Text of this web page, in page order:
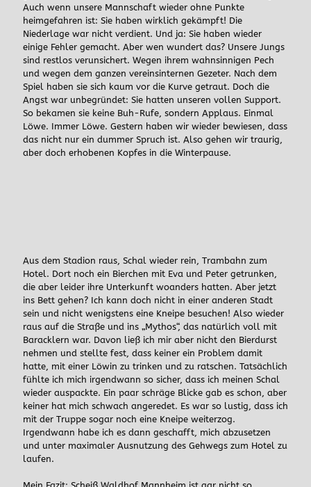
Auch wenn unsere Mannschaft wieder ohne Punkte
heimgefahren ist: Sie haben wirklich gekämpft! Die
Niederlage war nicht verdient. Und ja: Sie haben wieder
einige Fehler gemacht. Aber wen wundert das? Unsere Jungs
sind restlos verunsichert. Wegen ihrem wahnsinnigen Pech
und wegen dem ganzen vereinsinternen Gezeter. Nach dem
Spiel haben sie sich kaum vor die Kurve getraut. Doch die
Angst war unbegründet: Sie hatten unseren vollen Support.
So bekamen sie keine Buh-Rufe, sondern Applaus. Einmal
Löwe. Immer Löwe. Gestern haben wir wieder bewiesen, dass
das nicht nur ein dummer Spruch ist. Also gehen wir traurig,
aber doch erhobenen Kopfes in die Winterpause.
Aus dem Stadion raus, Schal wieder rein, Trambahn zum
Hotel. Dort noch ein Bierchen mit Eva und Peter getrunken,
die aber leider ihre Unterkunft woanders hatten. Aber jetzt
ins Bett gehen? Ich kann doch nicht in einer anderen Stadt
sein und nicht wenigstens eine Kneipe besuchen! Also wieder
raus auf die Straße und ins „Mythos“, das natürlich voll mit
Baracklern war. Davon ließ ich mir aber nicht den Bierdurst
nehmen und stellte fest, dass keiner ein Problem damit
hatte, mit einer Löwin zu trinken und zu ratschen. Tatsächlich
fühlte ich mich irgendwann so sicher, dass ich meinen Schal
wieder auspackte. Ein paar schräge Blicke gab es schon, aber
keiner hat mich schwach angeredet. Es war so lustig, dass ich
mit der Truppe sogar noch eine Kneipe weiterzog.
Irgendwann habe ich es dann geschafft, mich abzusetzen
und unter maximaler Ausnutzung des Gehwegs zum Hotel zu
laufen.